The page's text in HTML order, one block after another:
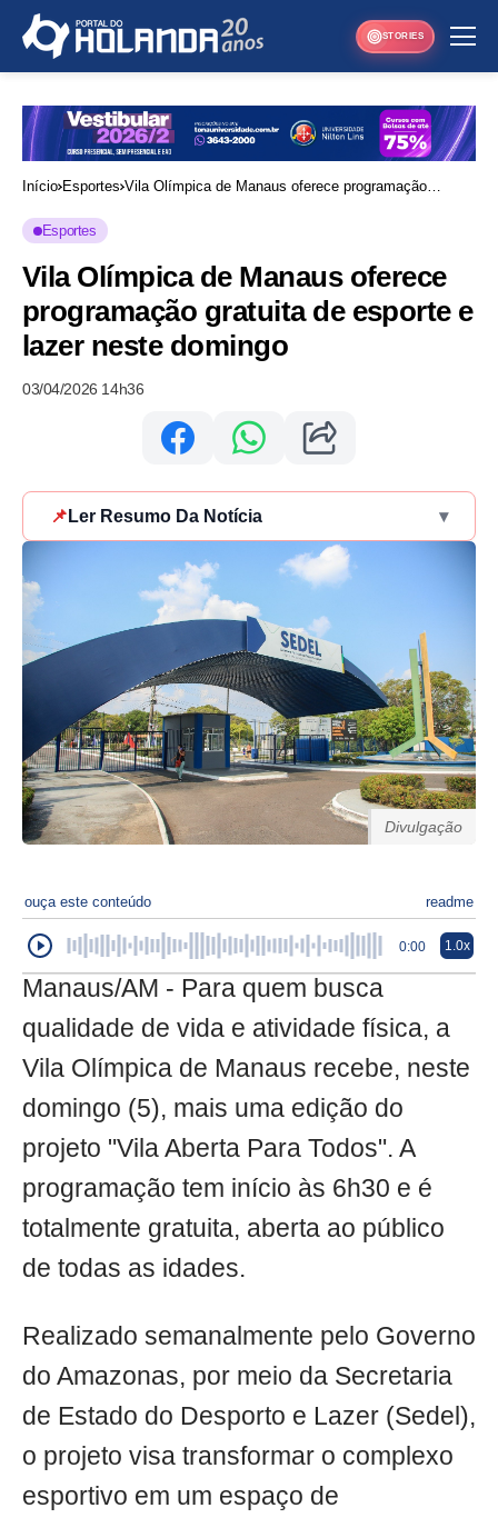
STORIES
Início Esportes Vila Olímpica de Manaus oferece programação
Esportes
Vila Olímpica de Manaus oferece
programação gratuita de esporte e
lazer neste domingo
03/04/2026 14h36
📌 Ler Resumo Da Notícia ▾
Divulgação
ouça este conteúdo readme
0:00 1.0x
Manaus/AM - Para quem busca
qualidade de vida e atividade física, a
Vila Olímpica de Manaus recebe, neste
domingo (5), mais uma edição do
projeto "Vila Aberta Para Todos". A
programação tem início às 6h30 e é
totalmente gratuita, aberta ao público
de todas as idades.
Realizado semanalmente pelo Governo
do Amazonas, por meio da Secretaria
de Estado do Desporto e Lazer (Sedel),
o projeto visa transformar o complexo
esportivo em um espaço de